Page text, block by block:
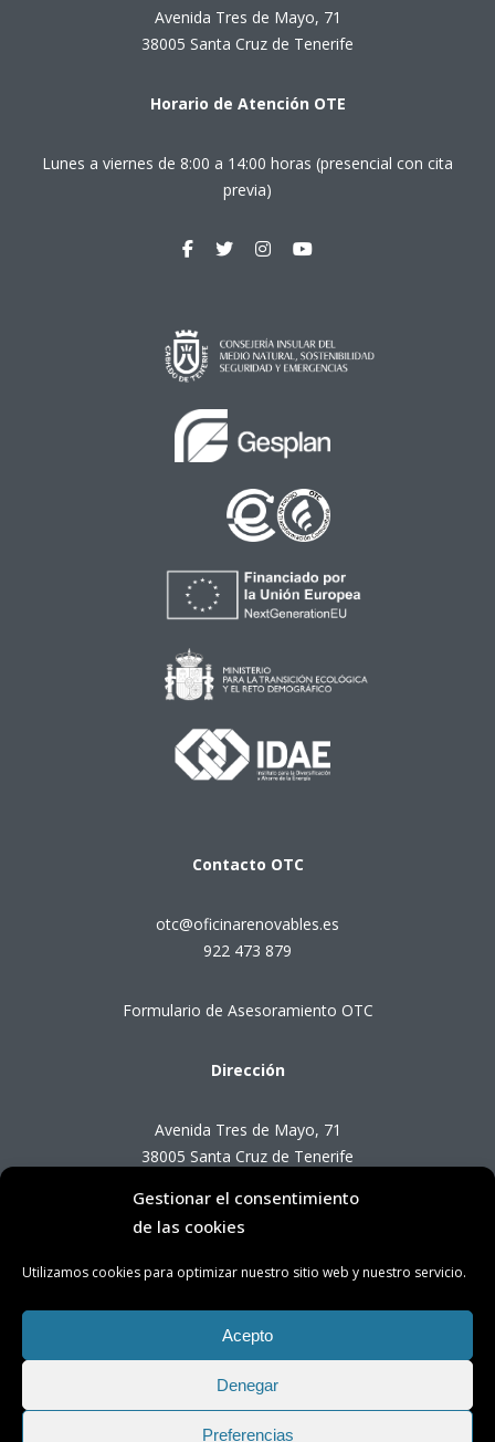
Gestionar el consentimiento
de las cookies
Utilizamos cookies para optimizar nuestro sitio web y nuestro servicio.
Acepto
Denegar
Preferencias
Avenida Tres de Mayo, 71
38005 Santa Cruz de Tenerife
Horario de Atención OTE
Lunes a viernes de 8:00 a 14:00 horas (presencial con cita
previa)
Contacto OTC
otc@oficinarenovables.es
922 473 879
Formulario de Asesoramiento OTC
Dirección
Avenida Tres de Mayo, 71
38005 Santa Cruz de Tenerife
Horario de Atención OTC
Lunes a viernes de 8:00 a 14:00 horas